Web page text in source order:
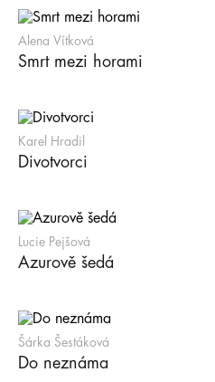
Alena Vítková
Smrt mezi horami
Karel Hradil
Divotvorci
Lucie Pejšová
Azurově šedá
Šárka Šestáková
Do neznáma